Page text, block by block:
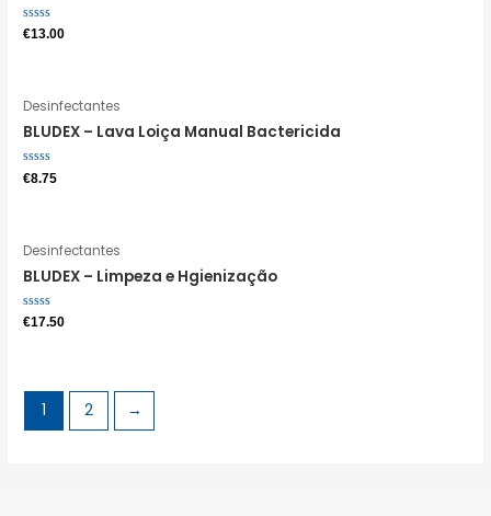
Avaliação
€13.00
Desinfectantes
BLUDEX – Lava Loiça Manual Bactericida
Avaliação
0
€8.75
Desinfectantes
BLUDEX – Limpeza e Hgienização
Avaliação
€17.50
1 2 →